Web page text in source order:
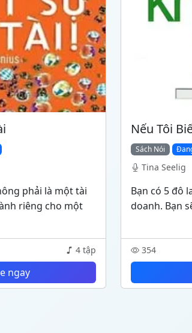
phải là một tài
riêng cho một
4 tập
ngay
Nếu Tôi
Sách Nói
Tina Seelig
Bạn có 5 đô
doanh. Bạn
354